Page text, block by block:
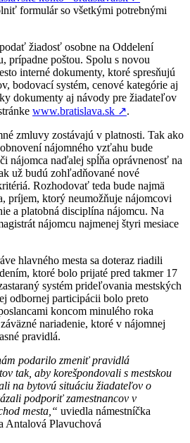
formulár so všetkými potrebnými
žiadosť osobne na Oddelení
prípadne poštou. Spolu s novou
interné dokumenty, ktoré spresňujú
bodovací systém, cenové kategórie aj
dokumenty aj návody pre žiadateľov
www.bratislava.sk ↗︎.
zmluvy zostávajú v platnosti. Tak ako
nájomného vzťahu bude
nájomca naďalej spĺňa oprávnenosť na
už budú zohľadňované nové
Rozhodovať teda bude najmä
príjem, ktorý neumožňuje nájomcovi
a platobná disciplína nájomcu. Na
nájomcu najmenej štyri mesiace
hlavného mesta sa doteraz riadili
ktoré bolo prijaté pred takmer 17
systém prideľovania mestských
odbornej participácii bolo preto
koncom minulého roka
nariadenie, ktoré v nájomnej
pravidlá.
podarilo zmeniť pravidlá
tak, aby korešpondovali s mestskou
na bytovú situáciu žiadateľov o
podporiť zamestnancov v
mesta,“ uviedla námestníčka
Antalová Plavuchová